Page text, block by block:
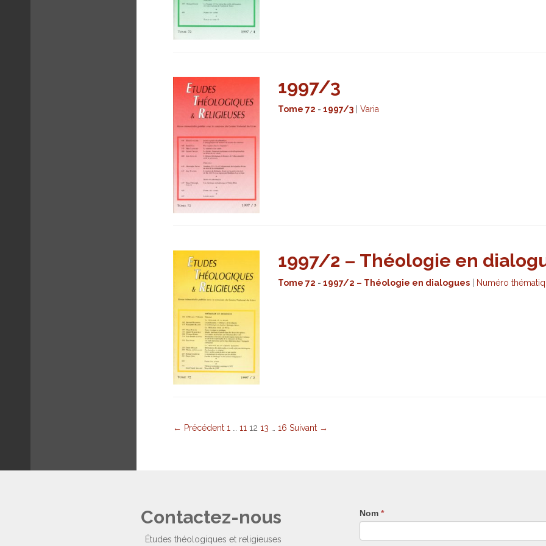
1997/3
Tome 72 - 1997/3| Varia
1997/2 – Théologie en
Tome 72 - 1997/2 – Théologie en dialogues| Numéro
← Précédent 1 … 11 12 13 … 16 Suivant →
Contactez-nous
Études théologiques et religieuses
Nom *
Si
vous
êtes